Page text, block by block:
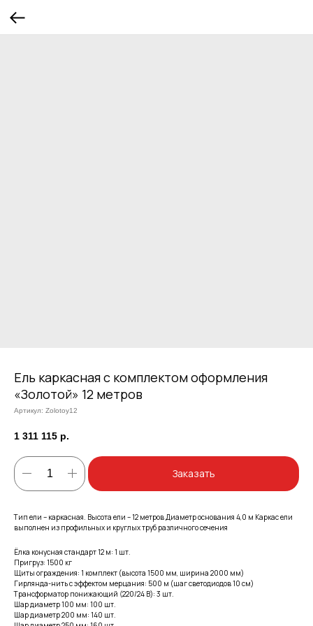
Ель каркасная с комплектом оформления
«Золотой» 12 метров
Артикул: Zolotoy12
1 311 115 р.
Заказать
Тип ели – каркасная. Высота ели – 12 метров Диаметр основания 4,0 м Каркас ели
выполнен из профильных и круглых труб различного сечения
Ёлка конусная стандарт 12 м: 1 шт.
Пригруз: 1500 кг
Щиты ограждения: 1 комплект (высота 1500 мм, ширина 2000 мм)
Гирлянда-нить с эффектом мерцания: 500 м (шаг светодиодов 10 см)
Трансформатор понижающий (220/24 В): 3 шт.
Шар диаметр 100 мм: 100 шт.
Шар диаметр 200 мм: 140 шт.